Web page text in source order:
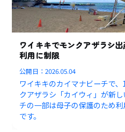
ワイキキでモンクアザラシ
利用に制限
公開日：2026.05.04
ワイキキのカイマナビーチで
クアザラシ「カイウィ」が新
チの一部は母子の保護のため
です。